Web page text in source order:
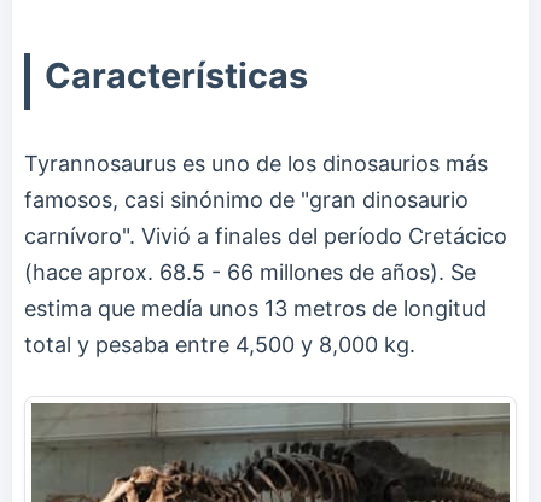
Características
Tyrannosaurus es uno de los dinosaurios más
famosos, casi sinónimo de "gran dinosaurio
carnívoro". Vivió a finales del período Cretácico
(hace aprox. 68.5 - 66 millones de años). Se
estima que medía unos 13 metros de longitud
total y pesaba entre 4,500 y 8,000 kg.